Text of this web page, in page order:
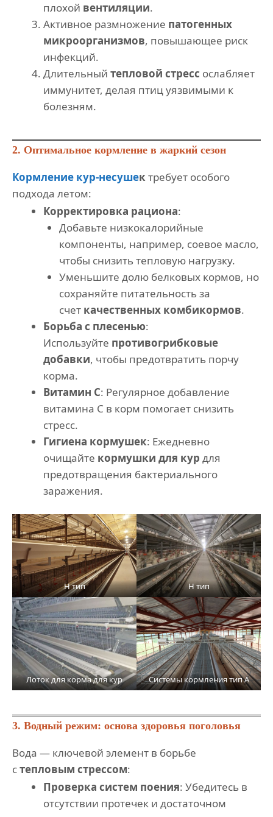
плохой вентиляции.
Активное размножение патогенных
микроорганизмов, повышающее риск
инфекций.
Длительный тепловой стресс ослабляет
иммунитет, делая птиц уязвимыми к
болезням.
2. Оптимальное кормление в жаркий сезон
Кормление кур-несушектребует особого
подхода летом:
Корректировка рациона:
Добавьте низкокалорийные
компоненты, например, соевое масло,
чтобы снизить тепловую нагрузку.
Уменьшите долю белковых кормов, но
сохраняйте питательность за
счет качественных комбикормов.
Борьба с плесенью:
Используйте противогрибковые
добавки, чтобы предотвратить порчу
корма.
Витамин С: Регулярное добавление
витамина С в корм помогает снизить
стресс.
Гигиена кормушек: Ежедневно
очищайте кормушки для кур для
предотвращения бактериального
заражения.
H тип H тип
Лоток для корма для кур Системы кормления тип A
3. Водный режим: основа здоровья поголовья
Вода — ключевой элемент в борьбе
степловым стрессом:
Проверка систем поения: Убедитесь в
отсутствии протечек и достаточном